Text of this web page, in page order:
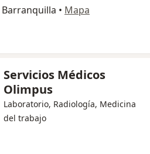
Barranquilla • Mapa
Servicios Médicos
Olimpus
Laboratorio, Radiología, Medicina
del trabajo